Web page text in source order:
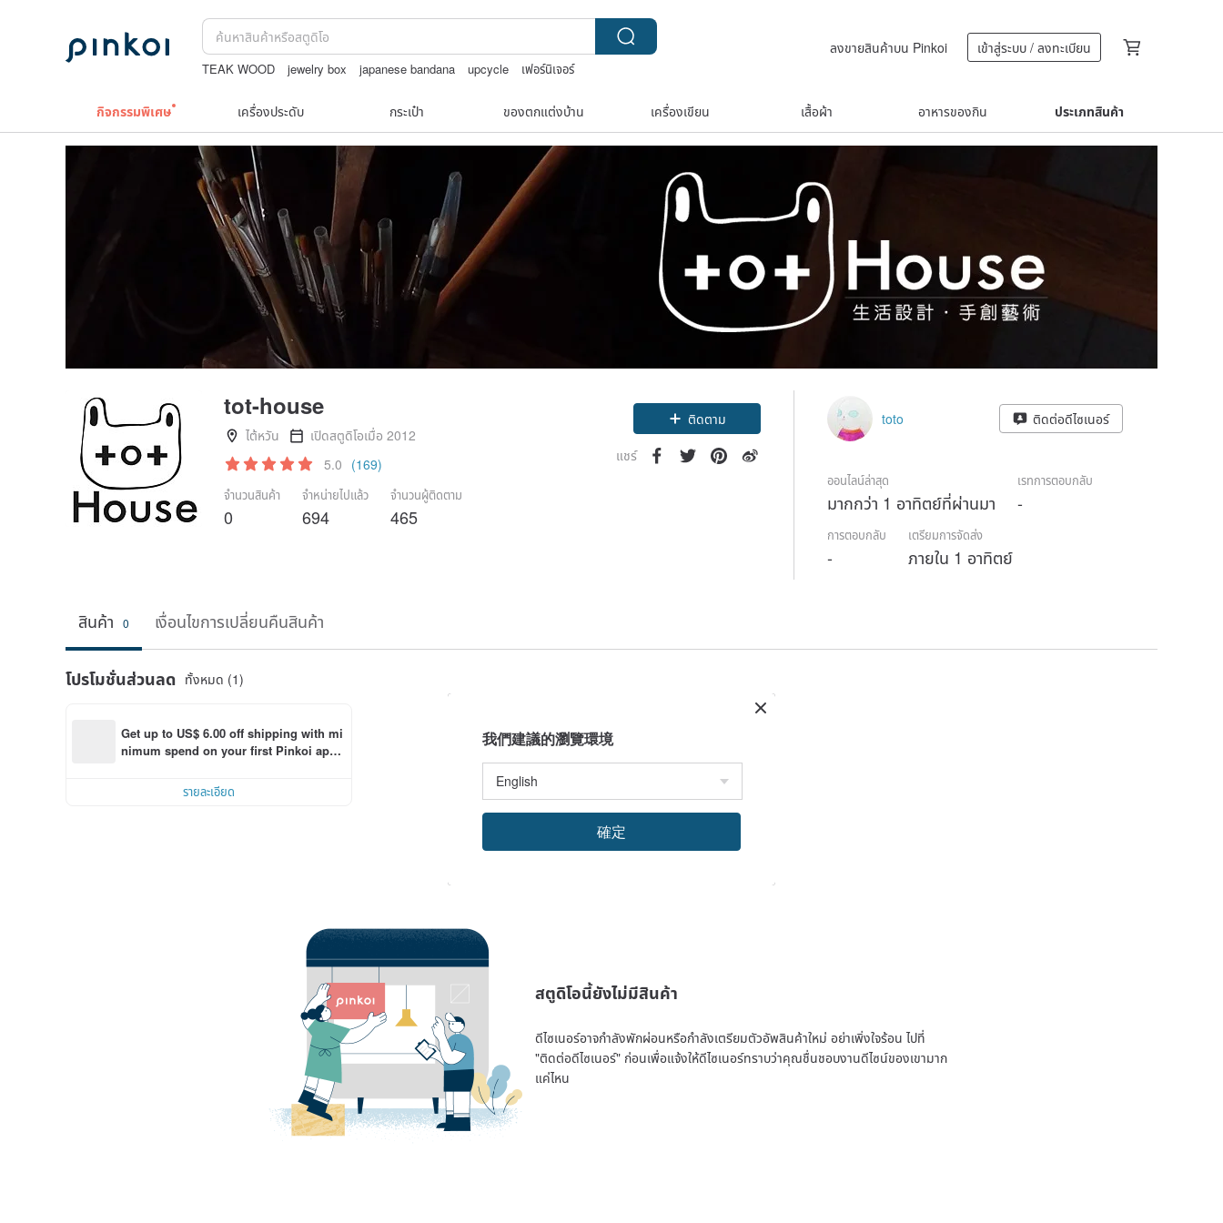
TEAK WOOD jewelry box japanese bandana upcycle
เฟอร์นิเจอร์
ลงขายสินค้าบน Pinkoi เข้าสู่ระบบ / ลงทะเบียน
กิจกรรมพิเศษ เครื่องประดับ กระเป๋า ของตกแต่งบ้าน เครื่องเขียน เสื้อผ้า อาหารของกิน ประเภทสินค้า
tot-house
ไต้หวัน
เปิดสตูดิโอเมื่อ 2012
5.0 (169)
จำนวนสินค้า
0
จำหน่ายไปแล้ว
694
จำนวนผู้ติดตาม
465
ติดตาม
แชร์
toto ติดต่อดีไซเนอร์
ออนไลน์ล่าสุด
มากกว่า 1 อาทิตย์ที่ผ่านมา
เรทการตอบกลับ
-
การตอบกลับ
-
เตรียมการจัดส่ง
ภายใน 1 อาทิตย์
สินค้า 0 เงื่อนไขการเปลี่ยนคืนสินค้า
โปรโมชั่นส่วนลด ทั้งหมด (1)
Get up to US$ 6.00 off shipping with mi
nimum spend on your first Pinkoi app
รายละเอียด
สตูดิโอนี้ยังไม่มีสินค้า
ดีไซเนอร์อาจกำลังพักผ่อนหรือกำลังเตรียมตัวอัพสินค้าใหม่ อย่าเพิ่งใจร้อน ไปที่
"ติดต่อดีไซเนอร์" ก่อนเพื่อแจ้งให้ดีไซเนอร์ทราบว่าคุณชื่นชอบงานดีไซน์ของเขามาก
แค่ไหน
我們建議的瀏覽環境
確定